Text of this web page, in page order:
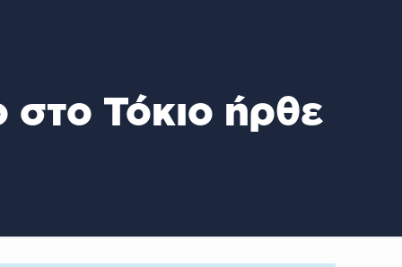
στο Τόκιο ήρθε